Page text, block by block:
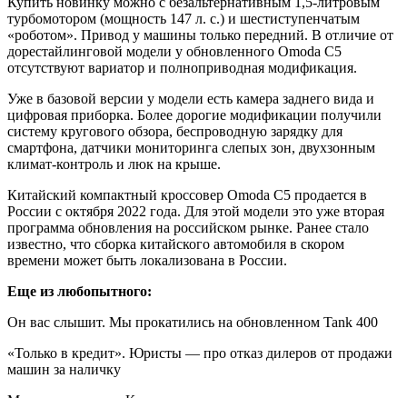
турбомотором (мощность 147 л. с.) и шестиступенчатым
«роботом». Привод у машины только передний. В отличие от
дорестайлинговой модели у обновленного Omoda C5
отсутствуют вариатор и полноприводная модификация.
Уже в базовой версии у модели есть камера заднего вида и
цифровая приборка. Более дорогие модификации получили
систему кругового обзора, беспроводную зарядку для
смартфона, датчики мониторинга слепых зон, двухзонным
климат-контроль и люк на крыше.
Китайский компактный кроссовер Omoda C5 продается в
России с октября 2022 года. Для этой модели это уже вторая
программа обновления на российском рынке. Ранее стало
известно, что сборка китайского автомобиля в скором
времени может быть локализована в России.
Еще из любопытного:
Он вас слышит. Мы прокатились на обновленном Tank 400
«Только в кредит». Юристы — про отказ дилеров от продажи
машин за наличку